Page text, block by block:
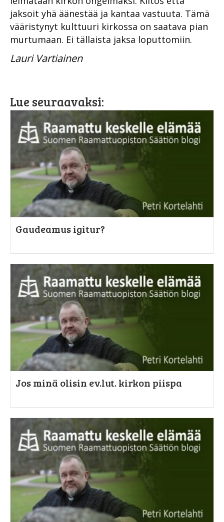
jaksoit yhä äänestää ja kantaa vastuuta. Tämä
vääristynyt kulttuuri kirkossa on saatava pian
murtumaan. Ei tällaista jaksa loputtomiin.
Lauri Vartiainen
Lue seuraavaksi:
Gaudeamus igitur?
Jos minä olisin ev.lut. kirkon piispa